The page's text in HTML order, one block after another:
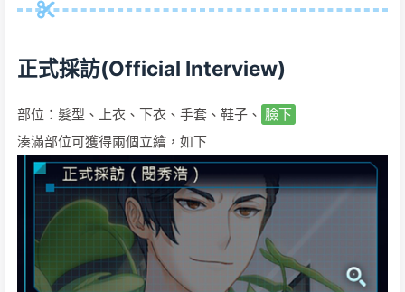
正式採訪(Official Interview)
部位：髮型、上衣、下衣、手套、鞋子、 臉下
湊滿部位可獲得兩個立繪，如下